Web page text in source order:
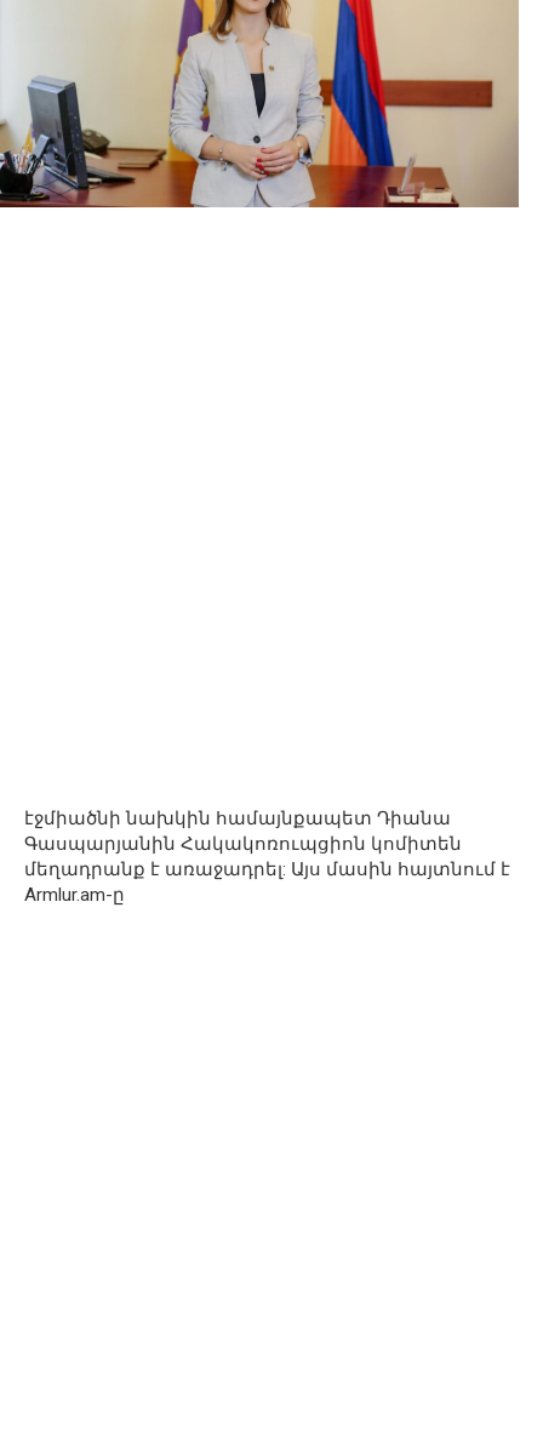
էջմիածնի նախկին համայնքապետ Դիանա
Գասպարյանին Հակակոռուպցիոն կոմիտեն
մեղադրանք է առաջադրել: Այս մասին հայտնում է
Armlur.am-ը